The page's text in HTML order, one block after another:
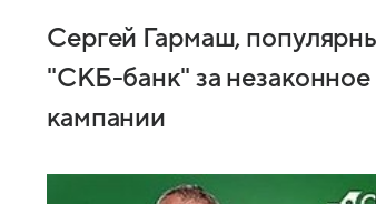
Сергей Гармаш,
"СКБ-банк" за незаконное
кампании